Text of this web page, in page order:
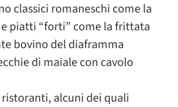
classici romaneschi come la
piatti “forti” come la frittata
bovino del diaframma
di maiale con cavolo
alcuni dei quali